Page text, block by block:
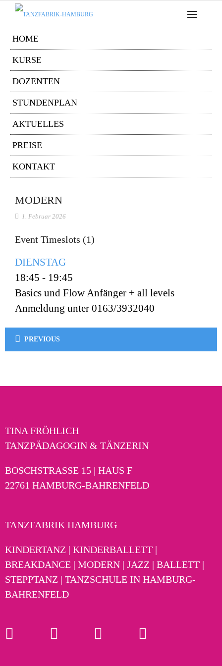
HOME
KURSE
DOZENTEN
STUNDENPLAN
AKTUELLES
PREISE
KONTAKT
MODERN
1. Februar 2026
Event Timeslots (1)
DIENSTAG
18:45 - 19:45
Basics und Flow Anfänger + all levels
Anmeldung unter 0163/3932040
PREVIOUS
TINA FRÖHLICH
TANZPÄDAGOGIN & TÄNZERIN
BOSCHSTRASSE 15 | HAUS F
22761 HAMBURG-BAHRENFELD
TANZFABRIK HAMBURG
KINDERTANZ | KINDERBALLETT |
BREAKDANCE | MODERN | JAZZ | BALLETT |
STEPPTANZ | TANZSCHULE IN HAMBURG-
BAHRENFELD